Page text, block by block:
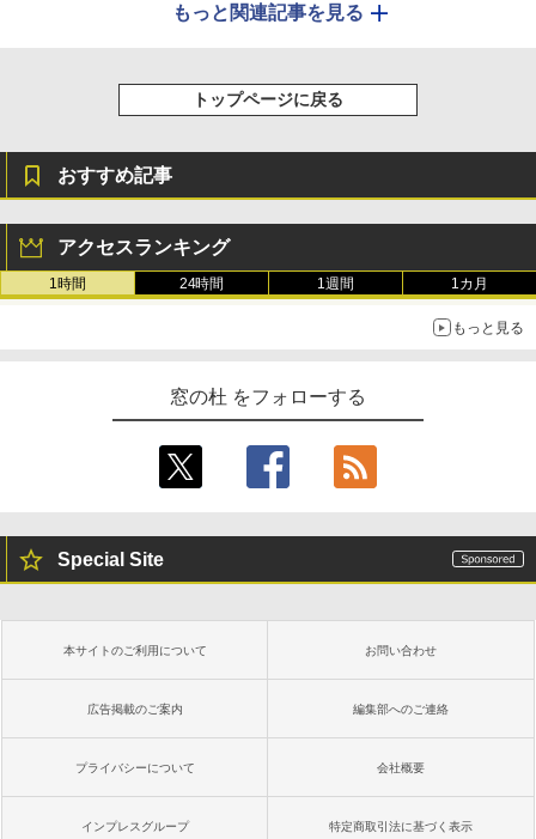
もっと関連記事を見る
トップページに戻る
おすすめ記事
アクセスランキング
1時間 24時間 1週間 1カ月
もっと見る
窓の杜 をフォローする
Special Site
本サイトのご利用について お問い合わせ
広告掲載のご案内 編集部へのご連絡
プライバシーについて 会社概要
インプレスグループ 特定商取引法に基づく表示